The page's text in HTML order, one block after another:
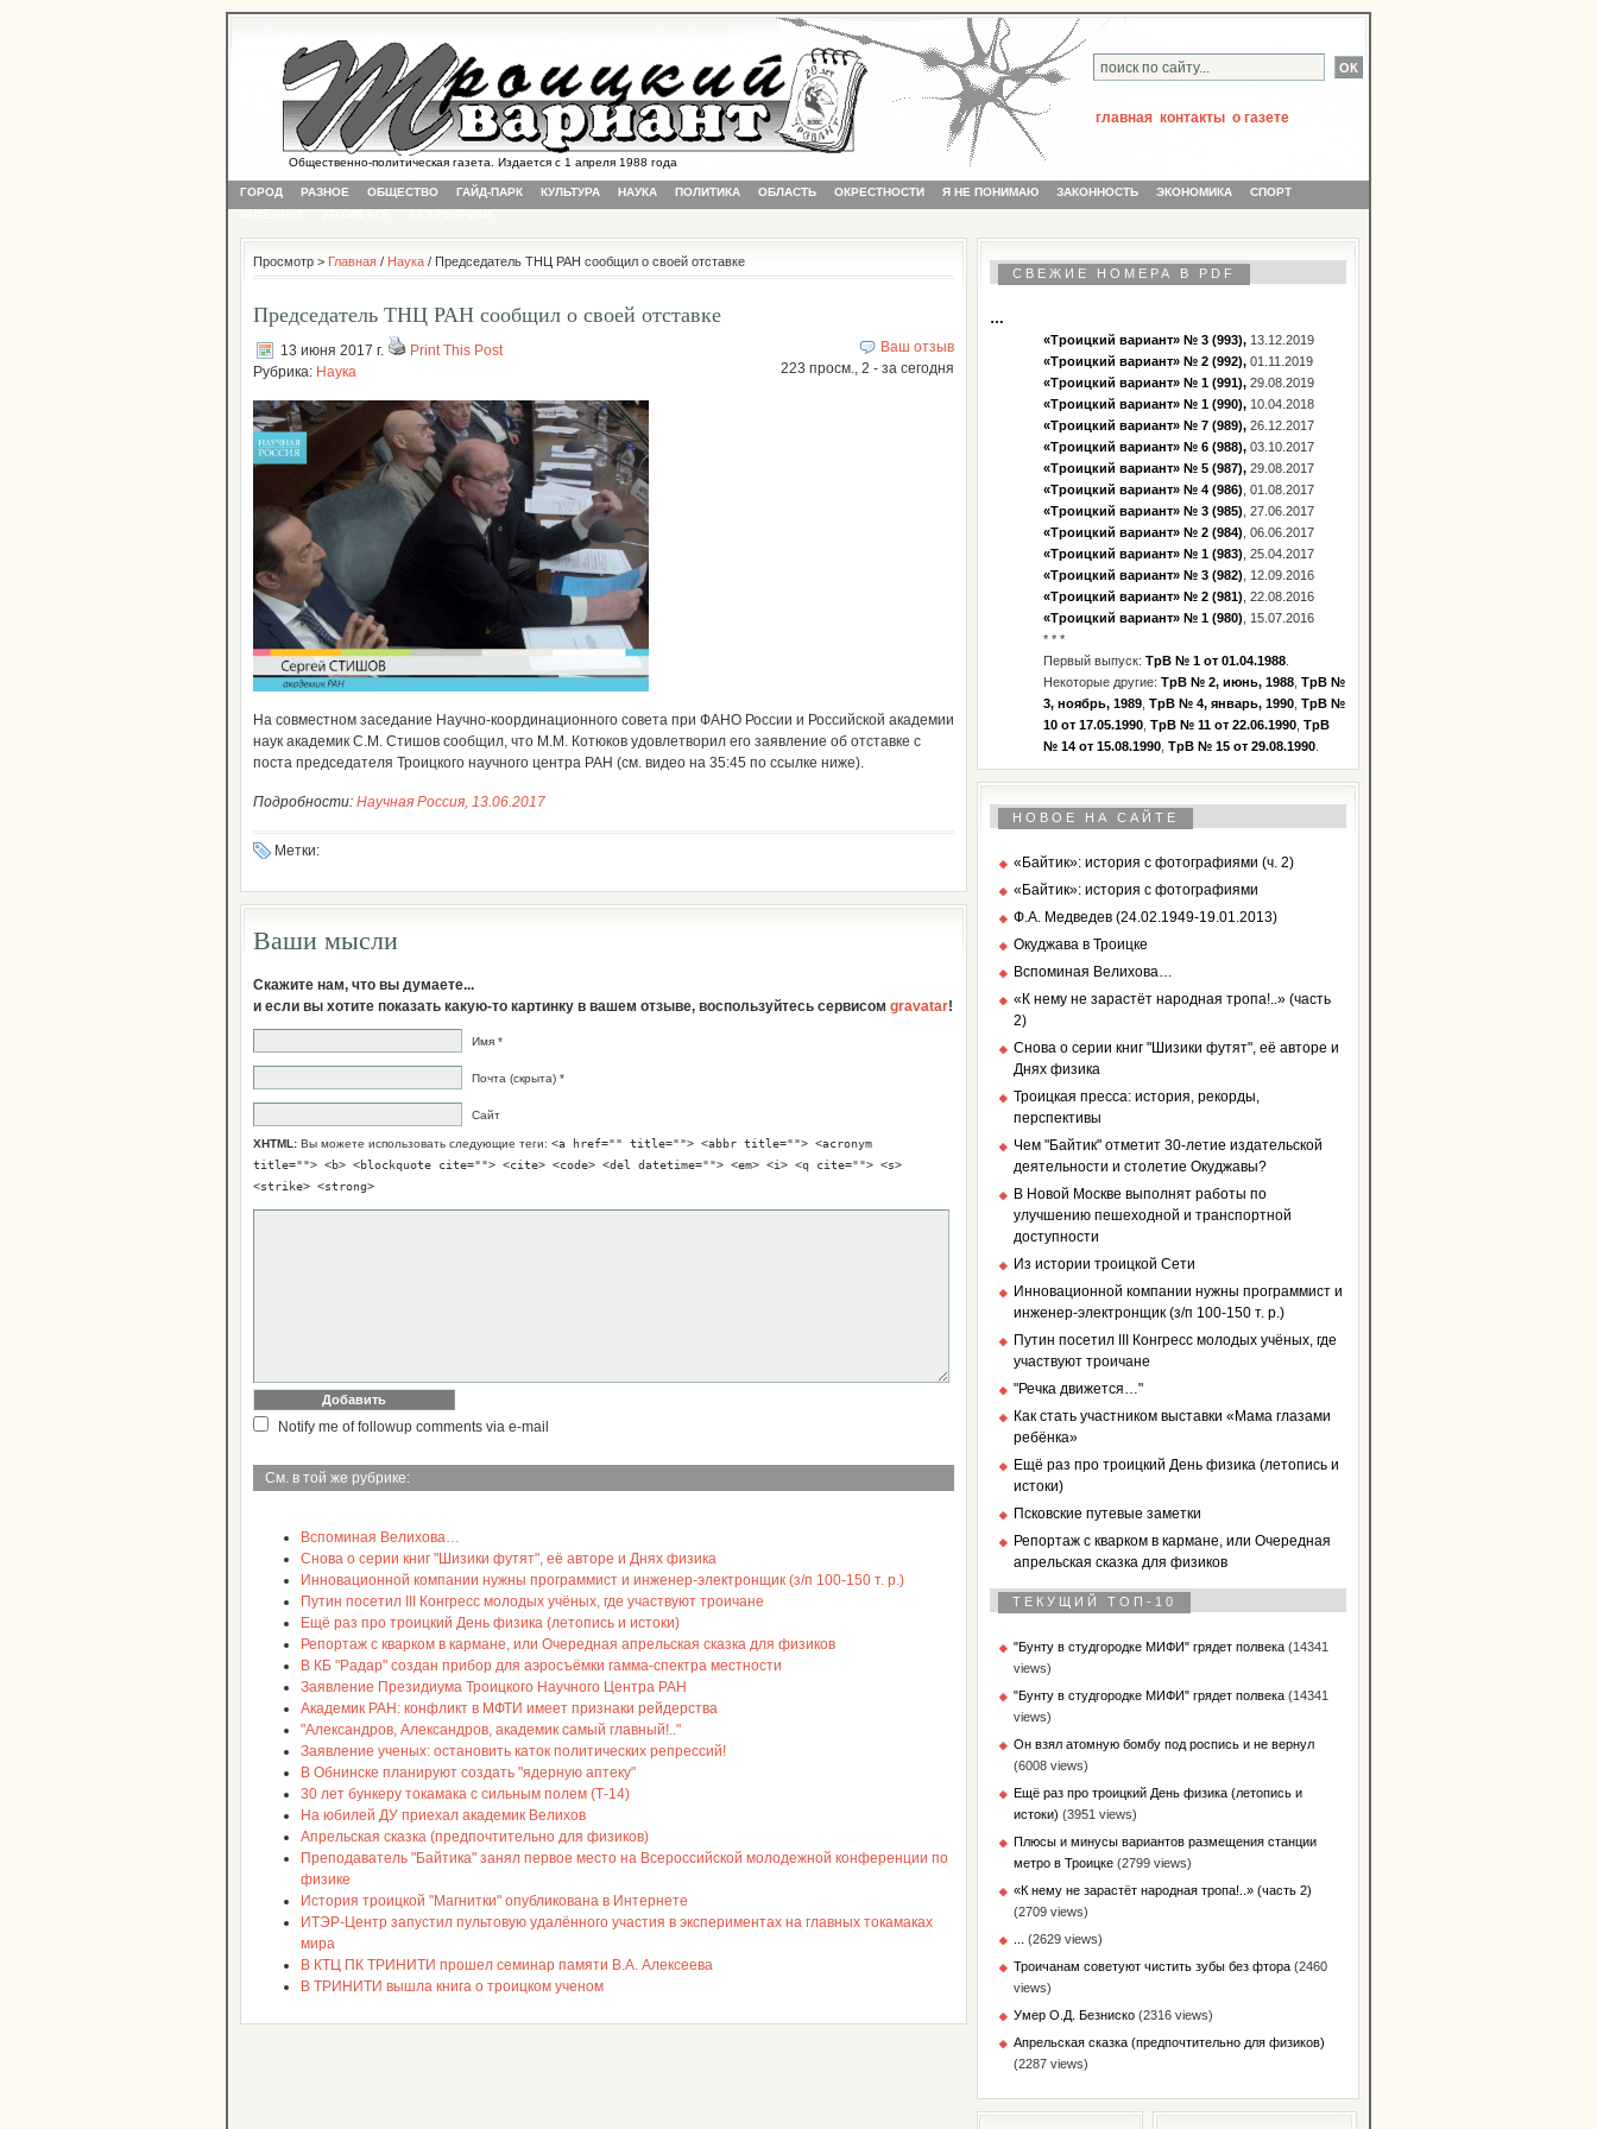
Общественно-политическая газета. Издается с 1 апреля 1988 года
главная контакты о газете
ГОРОД РАЗНОЕ ОБЩЕСТВО ГАЙД-ПАРК КУЛЬТУРА НАУКА ПОЛИТИКА ОБЛАСТЬ ОКРЕСТНОСТИ Я НЕ ПОНИМАЮ ЗАКОННОСТЬ ЭКОНОМИКА
СПОРТ
Просмотр > Главная / Наука / Председатель ТНЦ РАН сообщил о своей отставке
Председатель ТНЦ РАН сообщил о своей отставке
13 июня 2017 г.
Print This Post
Рубрика: Наука
Ваш отзыв
223 просм., 2 - за сегодня
На совместном заседание Научно-координационного совета при ФАНО России и Российской академии
наук академик С.М. Стишов сообщил, что М.М. Котюков удовлетворил его заявление об отставке с
поста председателя Троицкого научного центра РАН (см. видео на 35:45 по ссылке ниже).
Подробности: Научная Россия, 13.06.2017
Метки:
Ваши мысли
Скажите нам, что вы думаете...
и если вы хотите показать какую-то картинку в вашем отзыве, воспользуйтесь сервисом gravatar!
Имя *
Почта (скрыта) *
Сайт
XHTML: Вы можете использовать следующие теги: <a href="" title=""> <abbr title=""> <acronym
title=""> <b> <blockquote cite=""> <cite> <code> <del datetime=""> <em> <i> <q cite=""> <s>
<strike> <strong>
Notify me of followup comments via e-mail
См. в той же рубрике:
Вспоминая Велихова…
Снова о серии книг "Шизики футят", её авторе и Днях физика
Инновационной компании нужны программист и инженер-электронщик (з/п 100-150 т. р.)
Путин посетил III Конгресс молодых учёных, где участвуют троичане
Ещё раз про троицкий День физика (летопись и истоки)
Репортаж с кварком в кармане, или Очередная апрельская сказка для физиков
В КБ "Радар" создан прибор для аэросъёмки гамма-спектра местности
Заявление Президиума Троицкого Научного Центра РАН
Академик РАН: конфликт в МФТИ имеет признаки рейдерства
"Александров, Александров, академик самый главный!.."
Заявление ученых: остановить каток политических репрессий!
В Обнинске планируют создать "ядерную аптеку"
30 лет бункеру токамака с сильным полем (Т-14)
На юбилей ДУ приехал академик Велихов
Апрельская сказка (предпочтительно для физиков)
Преподаватель "Байтика" занял первое место на Всероссийской молодежной конференции по
физике
История троицкой "Магнитки" опубликована в Интернете
ИТЭР-Центр запустил пультовую удалённого участия в экспериментах на главных токамаках
мира
В КТЦ ПК ТРИНИТИ прошел семинар памяти В.А. Алексеева
В ТРИНИТИ вышла книга о троицком ученом
СВЕЖИЕ НОМЕРА В PDF
…
«Троицкий вариант» № 3 (993), 13.12.2019
«Троицкий вариант» № 2 (992), 01.11.2019
«Троицкий вариант» № 1 (991), 29.08.2019
«Троицкий вариант» № 1 (990), 10.04.2018
«Троицкий вариант» № 7 (989), 26.12.2017
«Троицкий вариант» № 6 (988), 03.10.2017
«Троицкий вариант» № 5 (987), 29.08.2017
«Троицкий вариант» № 4 (986) , 01.08.2017
«Троицкий вариант» № 3 (985) , 27.06.2017
«Троицкий вариант» № 2 (984) , 06.06.2017
«Троицкий вариант» № 1 (983) , 25.04.2017
«Троицкий вариант» № 3 (982) , 12.09.2016
«Троицкий вариант» № 2 (981) , 22.08.2016
«Троицкий вариант» № 1 (980) , 15.07.2016
* * *
Первый выпуск: ТрВ № 1 от 01.04.1988
Некоторые другие: ТрВ № 2, июнь, 1988 ТрВ №
3, ноябрь, 1989 ТрВ № 4, январь, 1990 ТрВ №
10 от 17.05.1990 ТрВ № 11 от 22.06.1990 ТрВ
№ 14 от 15.08.1990 ТрВ № 15 от 29.08.1990
НОВОЕ НА САЙТЕ
«Байтик»: история с фотографиями (ч. 2)
«Байтик»: история с фотографиями
Ф.А. Медведев (24.02.1949-19.01.2013)
Окуджава в Троицке
Вспоминая Велихова…
«К нему не зарастёт народная тропа!..» (часть
2)
Снова о серии книг "Шизики футят", её авторе и
Днях физика
Троицкая пресса: история, рекорды,
перспективы
Чем "Байтик" отметит 30-летие издательской
деятельности и столетие Окуджавы?
В Новой Москве выполнят работы по
улучшению пешеходной и транспортной
доступности
Из истории троицкой Сети
Инновационной компании нужны программист и
инженер-электронщик (з/п 100-150 т. р.)
Путин посетил III Конгресс молодых учёных, где
участвуют троичане
"Речка движется…"
Как стать участником выставки «Мама глазами
ребёнка»
Ещё раз про троицкий День физика (летопись и
истоки)
Псковские путевые заметки
Репортаж с кварком в кармане, или Очередная
апрельская сказка для физиков
ТЕКУЩИЙ ТОП-10
"Бунту в студгородке МИФИ" грядет полвека (14341
views)
"Бунту в студгородке МИФИ" грядет полвека (14341
views)
Он взял атомную бомбу под роспись и не вернул
(6008 views)
Ещё раз про троицкий День физика (летопись и
истоки) (3951 views)
Плюсы и минусы вариантов размещения станции
метро в Троицке (2799 views)
«К нему не зарастёт народная тропа!..» (часть 2)
(2709 views)
(2629 views)
Троичанам советуют чистить зубы без фтора (2460
views)
Умер О.Д. Безниско (2316 views)
Апрельская сказка (предпочтительно для физиков)
(2287 views)